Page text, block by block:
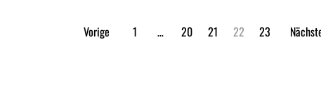
Vorige 1 … 20 21 22 23